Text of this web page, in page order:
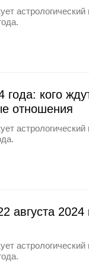
астрологический
года: кого
отношения
астрологический
августа 2024
астрологический